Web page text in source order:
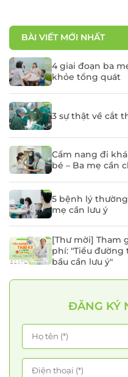
BÀI VIẾT MỚI NHẤT
4 giai đoạn ba
khỏe tổng quát
3 sự thật về cắt
Cẩm nang đi
bé – Ba mẹ cần
5 bệnh lý
mẹ cần lưu ý
[Thư mời] Tham
phí: "Tiểu
bầu cần lưu ý"
ĐĂNG KÝ